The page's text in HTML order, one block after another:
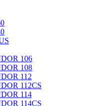
106
108
112
112CS
114
114CS